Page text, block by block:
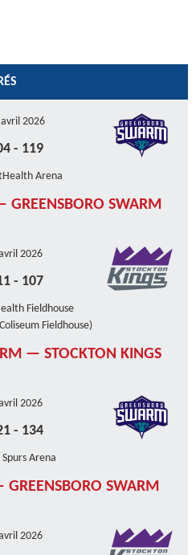
2026
- 119
Arena
GREENSBORO SWARM
2026
- 107
Fieldhouse
Fieldhouse)
— STOCKTON KINGS
2026
- 134
Spurs Arena
SWARM
2026